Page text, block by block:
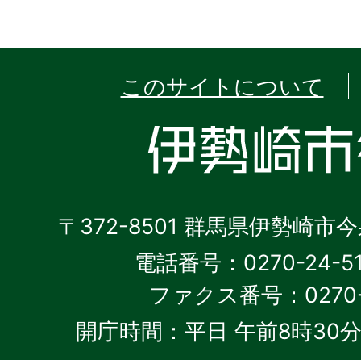
このサイトについて
〒372-8501 群馬県伊勢崎市
電話番号：0270-24-
ファクス番号：
開庁時間：平日 午前8時30